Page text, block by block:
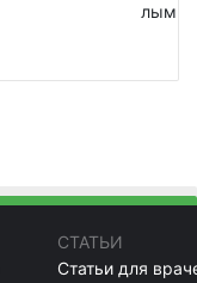
лым
СТАТЬИ
Статьи для